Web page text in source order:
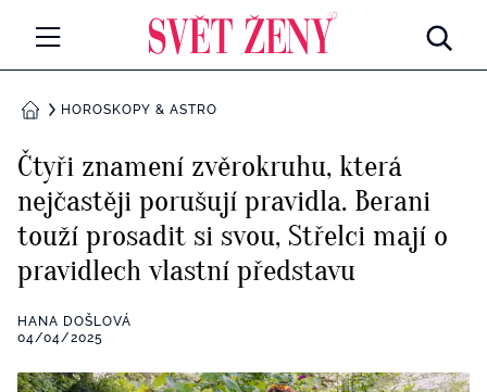
CELEBRITY
Všechny kategorie
Rozhovory
RETROHUBKY
PSYCHOLOGIE
Seberozvoj
ZDRAVÍ
ZÁBAVA
DOMŮHOROSKOPY & ASTRO
Čtyři znamení zvěrokruhu, která
nejčastěji porušují pravidla. Berani
touží prosadit si svou, Střelci mají o
pravidlech vlastní představu
HANA DOŠLOVÁ
04/04/2025